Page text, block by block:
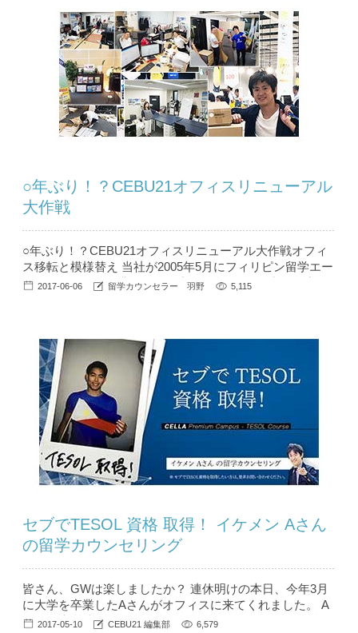
いカウンセリングでした。 （どちらか...
○年ぶり！？CEBU21オフィスリニューアル
大作戦
○年ぶり！？CEBU21オフィスリニューアル大作戦オフィ
ス移転と模様替え 当社が2005年5月にフィリピン留学エー
ジェントとして創業してから丸12年。 その間渋谷→池袋
は全く手につかず。。(´ｪ｀；)三(；´ｪ｀...
2017-06-06 留学カウンセラー 羽野 5,115
セブでTESOL 資格 取得！ イケメン Aさん
の留学カウンセリング
皆さん、GWは楽しましたか？ 連休明けの本日、今年3月
に大学を卒業したAさんがオフィスに来てくれました。 A
さんは大学時代 1年間 休学をしてオーストラリアに留学を
2017-05-10 CEBU21 編集部 6,579